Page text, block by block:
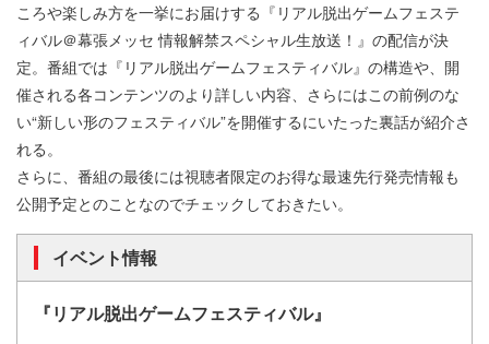
ころや楽しみ方を一挙にお届けする『リアル脱出ゲームフェステ
ィバル＠幕張メッセ 情報解禁スペシャル生放送！』の配信が決
定。番組では『リアル脱出ゲームフェスティバル』の構造や、開
催される各コンテンツのより詳しい内容、さらにはこの前例のな
い“新しい形のフェスティバル”を開催するにいたった裏話が紹介さ
れる。
さらに、番組の最後には視聴者限定のお得な最速先行発売情報も
公開予定とのことなのでチェックしておきたい。
イベント情報
『リアル脱出ゲームフェスティバル』